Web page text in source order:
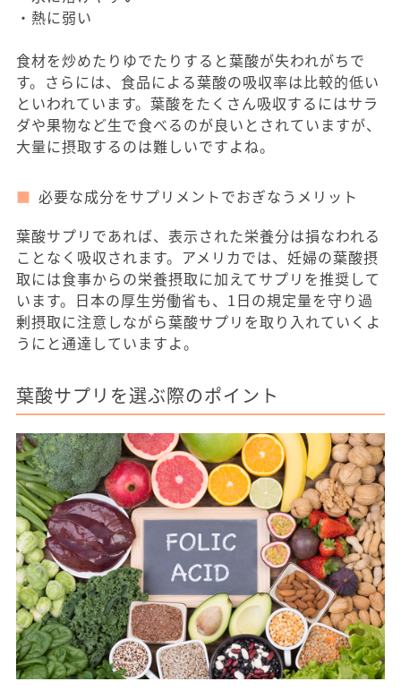
・熱に弱い
食材を炒めたりゆでたりすると葉酸が失われがちで
す。さらには、食品による葉酸の吸収率は比較的低い
といわれています。葉酸をたくさん吸収するにはサラ
ダや果物など生で食べるのが良いとされていますが、
大量に摂取するのは難しいですよね。
必要な成分をサプリメントでおぎなうメリット
葉酸サプリであれば、表示された栄養分は損なわれる
ことなく吸収されます。アメリカでは、妊婦の葉酸摂
取には食事からの栄養摂取に加えてサプリを推奨して
います。日本の厚生労働省も、1日の規定量を守り過
剰摂取に注意しながら葉酸サプリを取り入れていくよ
うにと通達していますよ。
葉酸サプリを選ぶ際のポイント